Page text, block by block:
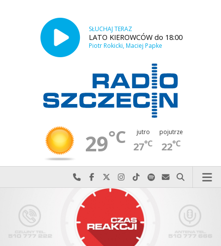
SŁUCHAJ TERAZ
LATO KIEROWCÓW do 18:00
Piotr Rokicki, Maciej Papke
29°C jutro
27°C
pojutrze
22°C
Najlepiej po prostu do nas zadzwoń
Odwiedź nas na Facebook-u
Odwiedź nas na X
Odwiedź nas na Instagram-ie
Odwiedź nas na TikTok-u
Szukaj nas na Spotify
Wyślij do nas
Szukaj